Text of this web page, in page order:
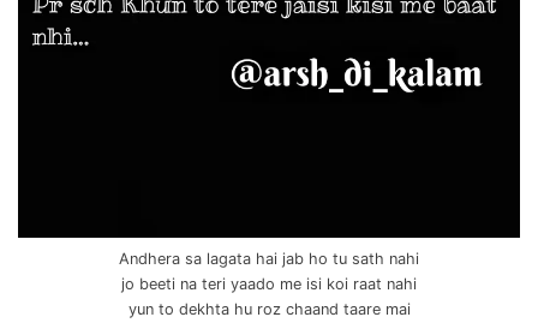
Andhera sa lagata hai jab ho tu sath nahi
jo beeti na teri yaado me isi koi raat nahi
yun to dekhta hu roz chaand taare mai